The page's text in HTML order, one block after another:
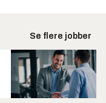
Se flere jobber